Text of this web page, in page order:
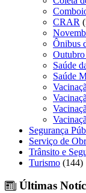
CRAR
Ônibus
Outubro
Saúde
Saúde
Segurança
Serviço de
Trânsito e
Turismo (144)
Últimas